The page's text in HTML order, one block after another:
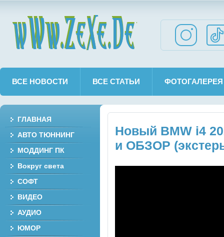
ВСЕ НОВОСТИ ВСЕ СТАТЬИ ФОТОГАЛЕРЕЯ
Новый BMW i4
и ОБЗОР
ГЛАВНАЯ
АВТО ТЮННИНГ
МОДДИНГ ПК
Вокруг света
СОФТ
ВИДЕО
АУДИО
ЮМОР